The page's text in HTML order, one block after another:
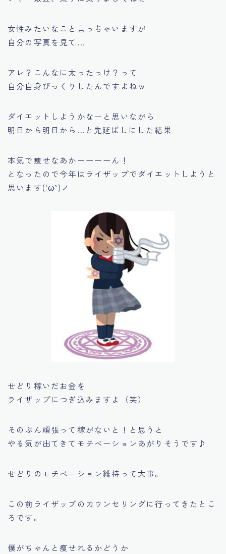
女性みたいなこと言っちゃいますが
自分の写真を見て…
アレ？こんなに太ったっけ？って
自分自身びっくりしたんですよねｗ
ダイエットしようかなーと思いながら
明日から明日から…と先延ばしにした結果
本気で痩せなあかーーーーん！
となったので今年はライザップでダイエットしようと
思います(‘ω’)ノ
せどり稼いだお金を
ライザップにつぎ込みますよ（笑）
そのぶん頑張って稼がないと！と思うと
やる気が出てきてモチベーションあがりそうです♪
せどりのモチベーション維持って大事。
この前ライザップのカウンセリングに行ってきたとこ
ろです。
僕がちゃんと痩せれるかどうか